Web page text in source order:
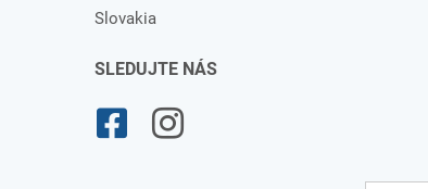
Slovakia
SLEDUJTE NÁS